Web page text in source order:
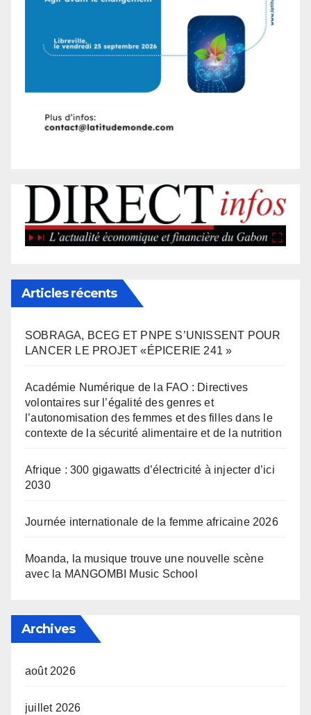
Articles récents
SOBRAGA, BCEG ET PNPE S’UNISSENT POUR
LANCER LE PROJET «ÉPICERIE 241 »
Académie Numérique de la FAO : Directives
volontaires sur l’égalité des genres et
l’autonomisation des femmes et des filles dans le
contexte de la sécurité alimentaire et de la nutrition
Afrique : 300 gigawatts d’électricité à injecter d’ici
2030
Journée internationale de la femme africaine 2026
Moanda, la musique trouve une nouvelle scène
avec la MANGOMBI Music School
Archives
août 2026
juillet 2026